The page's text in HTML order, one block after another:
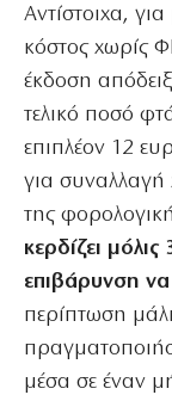
Αντίστοιχα,
κόστος χωρίς
έκδοση
τελικό ποσό
επιπλέον 12
για
της
κερδίζει
επιβάρυνση
περίπτωση
μέσα σε έναν